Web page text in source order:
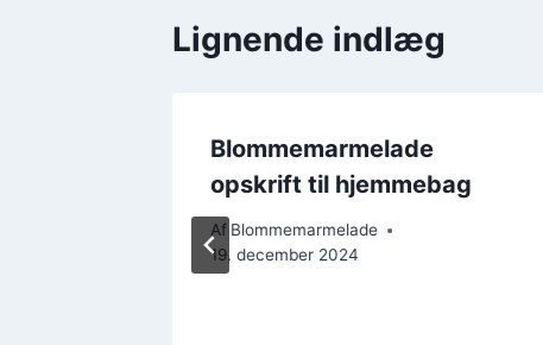
Lignende indlæg
Blommemarmelade
opskrift til hjemmebag
Af Blommemarmelade
19. december 2024